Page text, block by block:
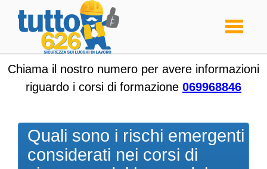
Toggle
Chiama il nostro numero per avere informazioni
riguardo i corsi di formazione 069968846
Quali sono i rischi emergenti
considerati nei corsi di